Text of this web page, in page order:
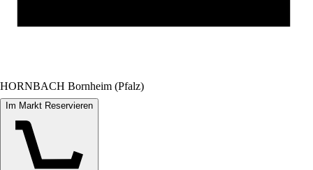
HORNBACH Bornheim (Pfalz)
Im Markt Reservieren